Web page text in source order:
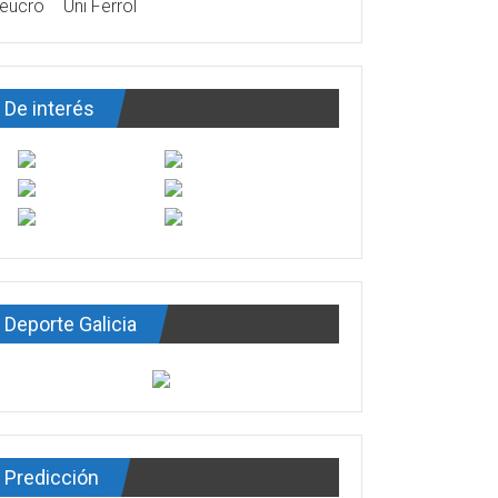
Uni Ferrol
De interés
Deporte Galicia
Predicción